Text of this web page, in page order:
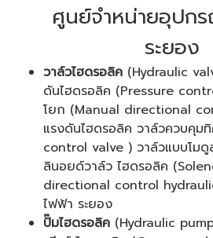
ศูนย์จำหน่ายอุปก
ระยอง
วาล์วไฮดรอลิค (Hydraulic
ดันไฮดรอลิค (Pressure
โยก (Manual directional
แรงดันไฮดรอลิค วาล์วควบคุม
control valve ) วาล์วแบบโม
ลินอยด์วาล์ว ไฮดรอลิค
directional control
ไฟฟ้า ระยอง
ปั๊มไฮดรอลิค (Hydraulic